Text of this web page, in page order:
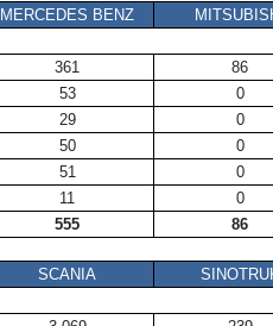
MERCEDES BENZ
361 86
53 0
29 0
50 0
51 0
11 0
555 86
SCANIA